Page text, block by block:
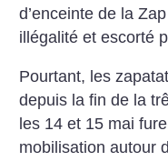
d’enceinte de la
illégalité et escorté
Pourtant, les
depuis la fin de la
les 14 et 15 mai
mobilisation autour